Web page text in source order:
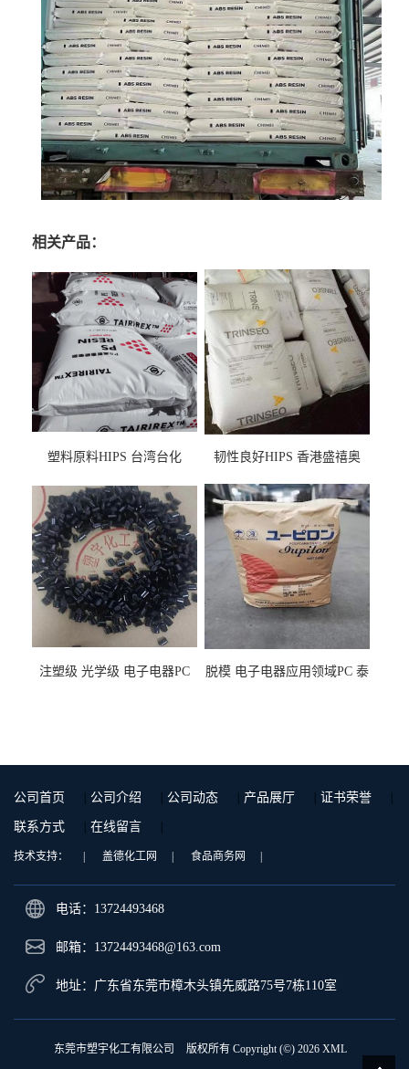
相关产品：
塑料原料HIPS 台湾台化
用料
韧性良好HIPS 香港盛禧奥
注塑级 光学级 电子电器PC
脱模 电子电器应用领域PC 泰
公司首页 公司介绍 公司动态 产品展厅 证书荣誉
联系方式 在线留言
技术支持： | 盖德化工网 | 食品商务网 |
电话：13724493468
邮箱： 13724493468@163.com
地址：广东省东莞市樟木头镇先威路75号7栋110室
东莞市塑宇化工有限公司 版权所有 Copyright (©) 2026 XML